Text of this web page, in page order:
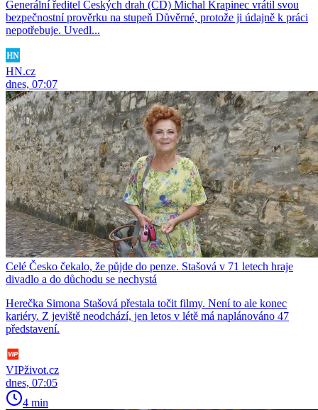
Generální ředitel Českých drah (ČD) Michal Krapinec vrátil svou
bezpečnostní prověrku na stupeň Důvěrné, protože ji údajně k práci
nepotřebuje. Uvedl...
HN.cz
dnes, 07:07
Celé Česko čekalo, že půjde do penze. Stašová v 71 letech hraje
divadlo a do důchodu se nechystá
Herečka Simona Stašová přestala točit filmy. Není to ale konec
kariéry. Z jeviště neodchází, jen letos v létě má naplánováno 47
představení.
VIPživot.cz
dnes, 07:05
4 min